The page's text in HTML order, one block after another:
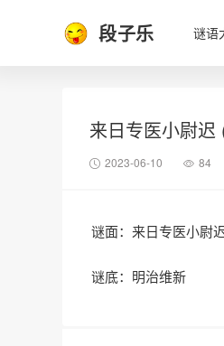
段子乐 谜语
来日专医小尉迟
2023-06-10 84
谜面：来日专医小尉
谜底：明治维新